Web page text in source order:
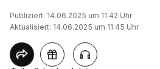
Publiziert: 14.06.2025 um 11:42 Uhr
Aktualisiert: 14.06.2025 um 11:45 Uhr